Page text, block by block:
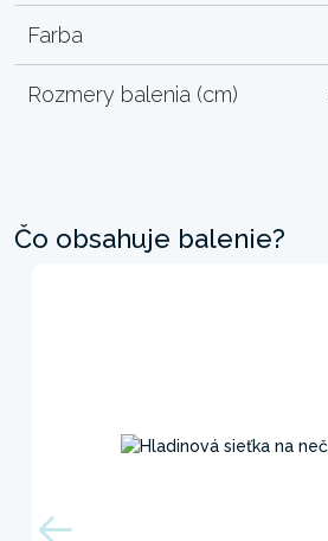
Farba
Rozmery balenia (cm)
Čo obsahuje balenie?